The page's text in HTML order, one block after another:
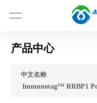
产品中心
中文名称
Immunotag™ RRBP1